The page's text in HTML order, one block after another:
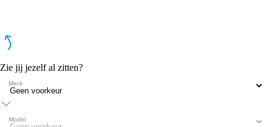
Zie jij jezelf al zitten?
Merk
Model